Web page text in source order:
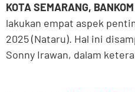
KOTA SEMARANG,
lakukan empat aspek
2025 (Nataru). Hal ini
Sonny Irawan, dalam